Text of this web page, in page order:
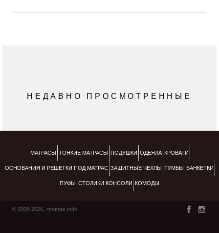
НЕДАВНО ПРОСМОТРЕННЫЕ
МАТРАСЫ ТОНКИЕ МАТРАСЫ ПОДУШКИ ОДЕЯЛА КРОВАТИ
ОСНОВАНИЯ И РЕШЕТКИ ПОД МАТРАС ЗАЩИТНЫЕ ЧЕХЛЫ ТУМБЫ БАНКЕТКИ
ПУФЫ СТОЛИКИ КОНСОЛИ КОМОДЫ
© 2008-2026, «matras.md»